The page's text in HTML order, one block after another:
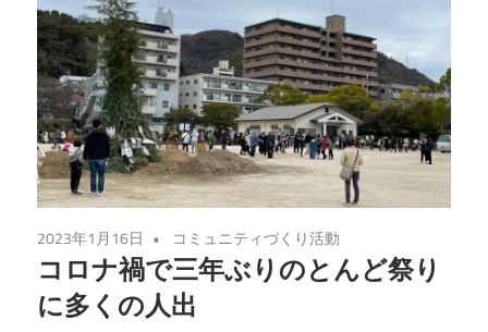
2023年1月16日 コミュニティづくり活動
コロナ禍で三年ぶりのとんど祭り
に多くの人出